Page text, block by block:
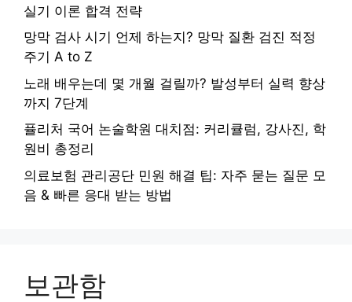
실기 이론 합격 전략
망막 검사 시기 언제 하는지? 망막 질환 검진 적정
주기 A to Z
노래 배우는데 몇 개월 걸릴까? 발성부터 실력 향상
까지 7단계
퓰리처 국어 논술학원 대치점: 커리큘럼, 강사진, 학
원비 총정리
의료보험 관리공단 민원 해결 팁: 자주 묻는 질문 모
음 & 빠른 응대 받는 방법
보관함